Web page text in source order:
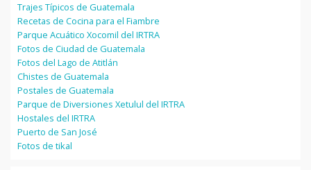
Trajes Típicos de Guatemala
Recetas de Cocina para el Fiambre
Parque Acuático Xocomil del IRTRA
Fotos de Ciudad de Guatemala
Fotos del Lago de Atitlán
Chistes de Guatemala
Postales de Guatemala
Parque de Diversiones Xetulul del IRTRA
Hostales del IRTRA
Puerto de San José
Fotos de tikal